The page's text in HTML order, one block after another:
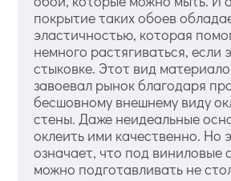
покрытие таких обоев
эластичностью, которая
немного растягиваться, если
стыковке. Этот вид
завоевал рынок благодаря
бесшовному внешнему виду
стены. Даже неидеальные
оклеить ими качественно. Но
означает, что под виниловые
можно подготавливать не